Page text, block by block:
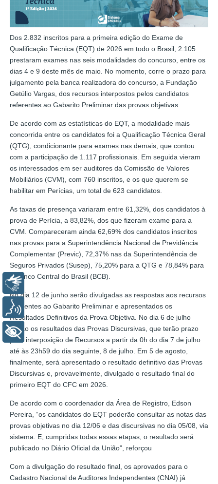
Dos 2.832 inscritos para a primeira edição do Exame de
Qualificação Técnica (EQT) de 2026 em todo o Brasil, 2.105
prestaram exames nas seis modalidades do concurso, entre os
dias 4 e 9 deste mês de maio. No momento, corre o prazo para
julgamento pela banca realizadora do concurso, a Fundação
Getúlio Vargas, dos recursos interpostos pelos candidatos
referentes ao Gabarito Preliminar das provas objetivas.
De acordo com as estatísticas do EQT, a modalidade mais
concorrida entre os candidatos foi a Qualificação Técnica Geral
(QTG), condicionante para exames nas demais, que contou
com a participação de 1.117 profissionais. Em seguida vieram
os interessados em ser auditores da Comissão de Valores
Mobiliários (CVM), com 760 inscritos, e os que querem se
habilitar em Perícias, um total de 623 candidatos.
As taxas de presença variaram entre 61,32%, dos candidatos à
prova de Perícia, a 83,82%, dos que fizeram exame para a
CVM. Compareceram ainda 62,69% dos candidatos inscritos
nas provas para a Superintendência Nacional de Previdência
Complementar (Previc), 72,37% nas da Superintendência de
Seguros Privados (Susep), 75,20% para a QTG e 78,84% para
o Banco Central do Brasil (BCB).
No dia 12 de junho serão divulgadas as respostas aos recursos
referentes ao Gabarito Preliminar e apresentados os
Resultados Definitivos da Prova Objetiva. No dia 6 de julho
sairão os resultados das Provas Discursivas, que terão prazo
para interposição de Recursos a partir da 0h do dia 7 de julho
até às 23h59 do dia seguinte, 8 de julho. Em 5 de agosto,
finalmente, será apresentado o resultado definitivo das Provas
Discursivas e, provavelmente, divulgado o resultado final do
primeiro EQT do CFC em 2026.
De acordo com o coordenador da Área de Registro, Edson
Pereira, “os candidatos do EQT poderão consultar as notas das
provas objetivas no dia 12/06 e das discursivas no dia 05/08, via
sistema. E, cumpridas todas essas etapas, o resultado será
publicado no Diário Oficial da União”, reforçou
Com a divulgação do resultado final, os aprovados para o
Cadastro Nacional de Auditores Independentes (CNAI) já
Voz
+ Acessibilidade